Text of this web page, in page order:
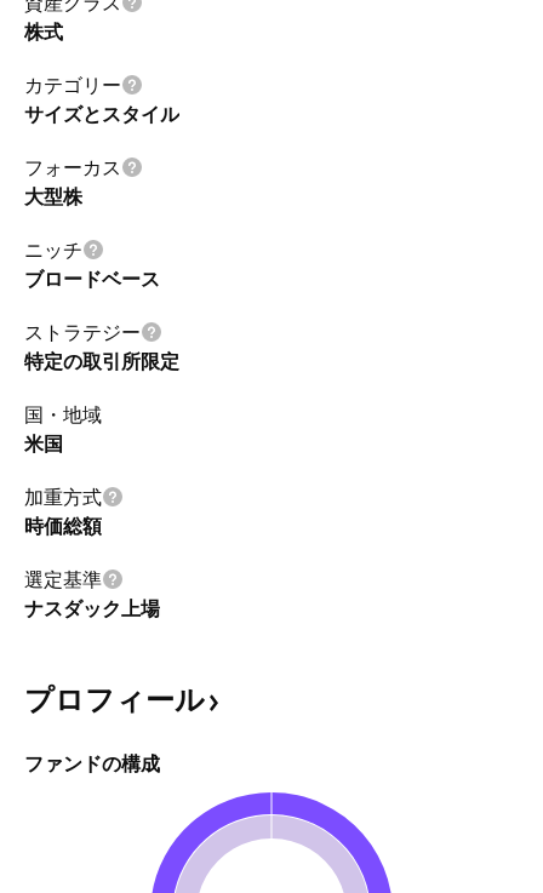
株式
カテゴリー
サイズとスタイル
フォーカス
大型株
ニッチ
ブロードベース
ストラテジー
特定の取引所限定
国・地域
米国
加重方式
時価総額
選定基準
ナスダック上場
プロフィール
ファンドの構成